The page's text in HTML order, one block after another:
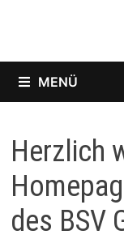
MENÜ
Herzlich
des BSV